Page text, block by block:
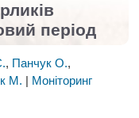
період
, Панчук О.,
М. | Моніторинг